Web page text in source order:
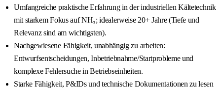
Umfangreiche praktische Erfahrung in der industriellen Kältetechnik
mit starkem Fokus auf NH₃; idealerweise 20+ Jahre (Tiefe und
Relevanz sind am wichtigsten).
Nachgewiesene Fähigkeit, unabhängig zu arbeiten:
Entwurfsentscheidungen, Inbetriebnahme/Startprobleme und
komplexe Fehlersuche in Betriebseinheiten.
Starke Fähigkeit, P&IDs und technische Dokumentationen zu lesen